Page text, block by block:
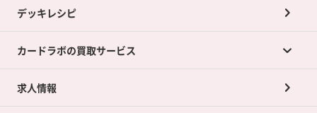
デッキレシピ
カードラボの買取サービス
カードラボの買取サービスTOP
求人情報